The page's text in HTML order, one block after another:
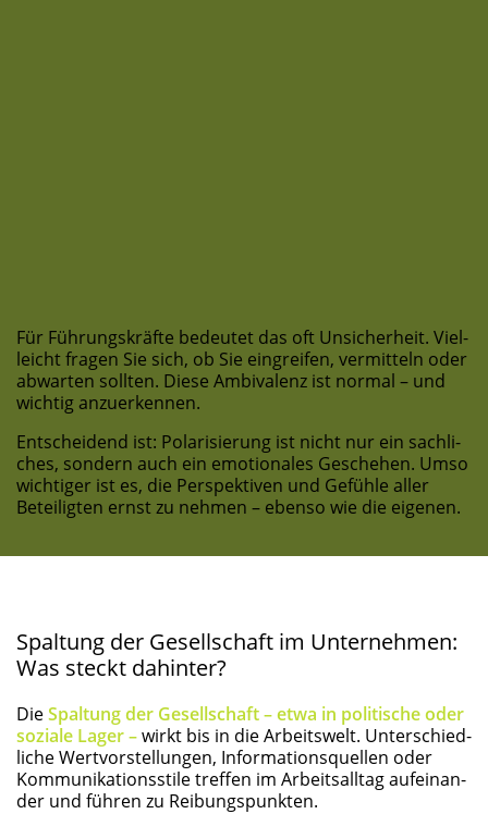
Für Füh­rungs­kräf­te bedeu­tet das oft Unsi­cher­heit. Viel­
leicht fra­gen Sie sich, ob Sie ein­grei­fen, ver­mit­teln oder
abwar­ten soll­ten. Die­se Ambi­va­lenz ist nor­mal – und
wich­tig anzuerkennen.
Ent­schei­dend ist: Pola­ri­sie­rung ist nicht nur ein sach­li­
ches, son­dern auch ein emo­tio­na­les Gesche­hen. Umso
wich­ti­ger ist es, die Per­spek­ti­ven und Gefüh­le aller
Betei­lig­ten ernst zu neh­men – eben­so wie die eigenen.
Spal­tung der Gesell­schaft im Unter­neh­men:
Was steckt dahinter?
DieSpal­tung der Gesell­schaft – etwa in poli­ti­sche oder
sozia­le Lager –wirkt bis in die Arbeits­welt. Unter­schied­
li­che Wert­vor­stel­lun­gen, Infor­ma­ti­ons­quel­len oder
Kom­mu­ni­ka­ti­ons­sti­le tref­fen im Arbeits­all­tag auf­ein­an­
der und füh­ren zu Reibungspunkten.